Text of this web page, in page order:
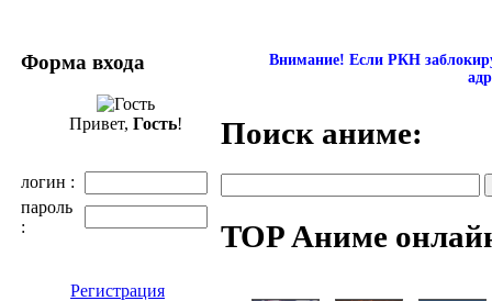
Форма входа
Привет, Гость!
логин :
пароль
:
Регистрация
Внимание! Если РКН
Поиск аниме:
TOP Аниме